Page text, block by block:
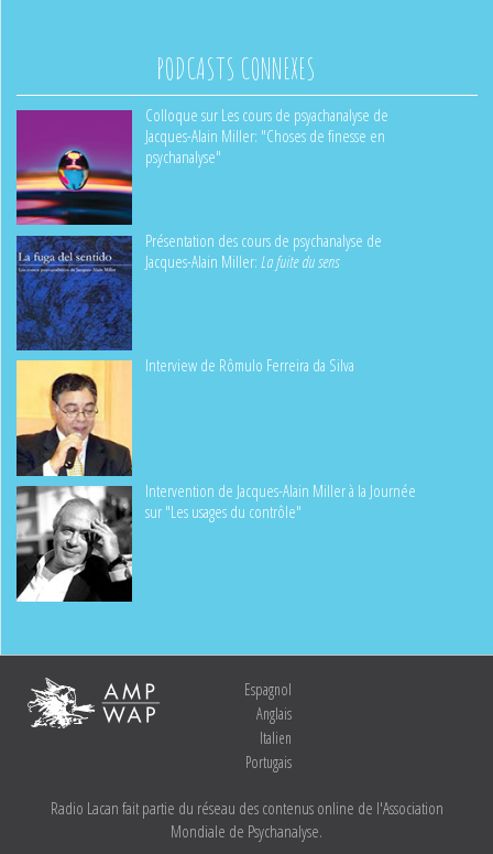
PODCASTS CONNEXES
Colloque sur Les cours de psyachanalyse de
Jacques-Alain Miller: "Choses de finesse en
psychanalyse"
Présentation des cours de psychanalyse de
Jacques-Alain Miller:La fuite du sens
Interview de Rômulo Ferreira da Silva
Intervention de Jacques-Alain Miller à la Journée
sur "Les usages du contrôle"
Espagnol
Anglais
Italien
Portugais
Radio Lacan fait partie du réseau des contenus online de l'Association
Mondiale de Psychanalyse.